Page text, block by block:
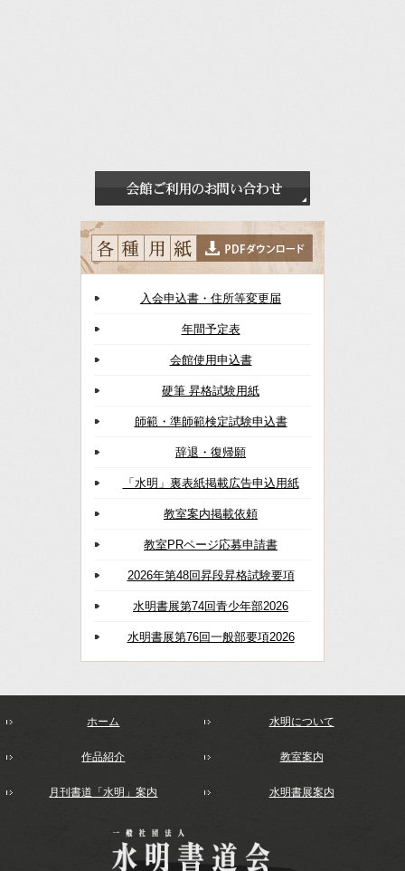
入会申込書・住所等変更届
年間予定表
会館使用申込書
硬筆 昇格試験用紙
師範・準師範検定試験申込書
辞退・復帰願
「水明」裏表紙掲載広告申込用紙
教室案内掲載依頼
教室PRページ応募申請書
2026年第48回昇段昇格試験要項
水明書展第74回青少年部2026
水明書展第76回一般部要項2026
ホーム 水明について
作品紹介 教室案内
月刊書道「水明」案内 水明書展案内